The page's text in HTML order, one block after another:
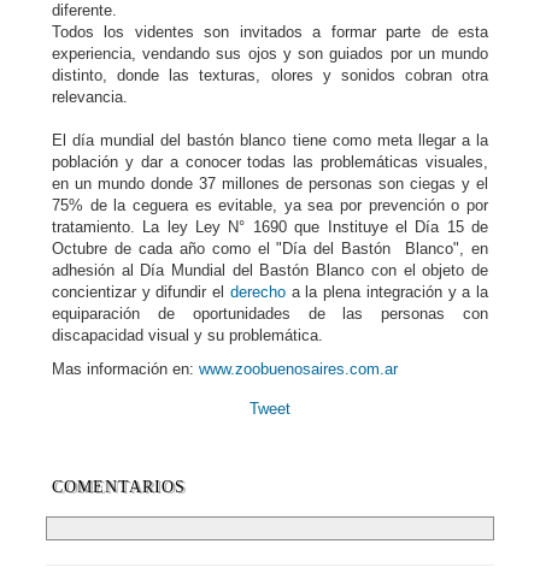
diferente.
Todos los videntes son invitados a formar parte de esta
experiencia, vendando sus ojos y son guiados por un mundo
distinto, donde las texturas, olores y sonidos cobran otra
relevancia.
El día mundial del bastón blanco tiene como meta llegar a la
población y dar a conocer todas las problemáticas visuales,
en un mundo donde 37 millones de personas son ciegas y el
75% de la ceguera es evitable, ya sea por prevención o por
tratamiento. La ley Ley N° 1690 que Instituye el Día 15 de
Octubre de cada año como el "Día del Bastón Blanco", en
adhesión al Día Mundial del Bastón Blanco con el objeto de
concientizar y difundir el derechoa la plena integración y a la
equiparación de oportunidades de las personas con
discapacidad visual y su problemática.
Mas información en: www.zoobuenosaires.com.ar
Tweet
COMENTARIOS